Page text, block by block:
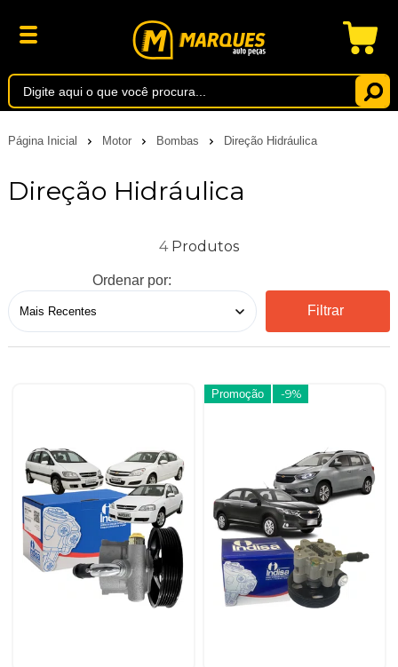
Página Inicial Motor Bombas Direção Hidráulica
Direção Hidráulica
4
Ordenar por:
Filtrar
Promoção -9%